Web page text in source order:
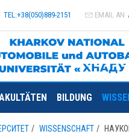
TEL:+38(050)889-2151 EMAIL AN
BILDUNG
WISSENSCHAFT